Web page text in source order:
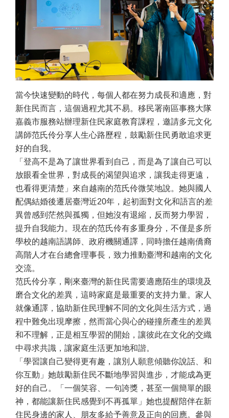
當今快速變動的時代，每個人都在努力成長和適應，對
新住民而言，這個過程尤其不易。移民署南區事務大隊
嘉義市服務站辦理新住民家庭教育課程，邀請多元文化
講師范氏伶分享人生心路歷程，鼓勵新住民勇敢追求更
好的自我。
「登高不是為了讓世界看到自己，而是為了讓自己可以
放眼看全世界，對成長的渴望與追求，讓我走得更遠，
也看得更清楚」來自越南的范氏伶微笑地說。她與國人
配偶結婚後遷居臺灣近20年，起初面對文化和語言的差
異曾感到茫然與孤獨，但她沒有退縮，反而努力學習，
提升自我能力。現在的范氏伶有多重身分，不僅是多所
學校的越南語講師、政府機關通譯，同時擔任越南僑裔
高階人才在台總會理事長，致力推動臺灣和越南的文化
交流。
范氏伶分享，剛來臺灣的新住民需要適應陌生的環境及
磨合文化的差異，這時家庭是最重要的支持力量。家人
就像通譯，協助新住民理解不同的文化與生活方式，過
程中難免出現摩擦，然而當心與心的碰撞所產生的差異
和不理解，正是相互學習的開始，讓彼此在文化的交織
中尋求共識，讓家庭生活更加地和諧。
「學習讓自己變得更有趣，讓別人願意傾聽你說話、和
你互動」她鼓勵新住民不斷地學習與進步，才能成為更
好的自己。「一個笑容、一句誇獎，甚至一個簡單的眼
神，都能讓新住民感覺到不再孤單」她也提醒陪伴在新
住民身邊的家人、朋友多給予善意及正向的回應。參與